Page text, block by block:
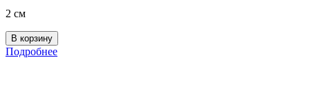
2 см
Подробнее